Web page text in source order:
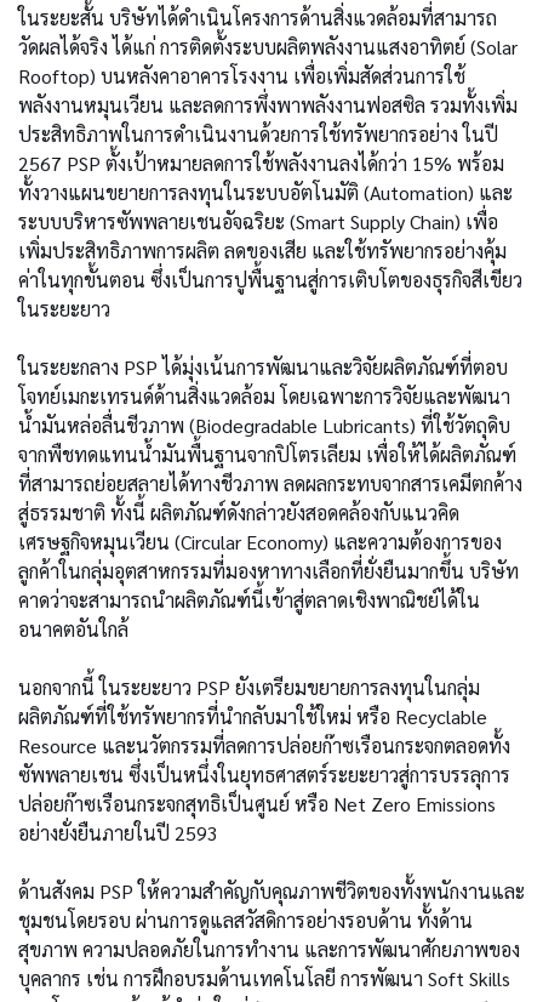
ในระยะสั้น บริษัทได้ดำเนินโครงการด้านสิ่งแวดล้อมที่สามารถ
วัดผลได้จริง ได้แก่ การติดตั้งระบบผลิตพลังงานแสงอาทิตย์ (Solar
Rooftop) บนหลังคาอาคารโรงงาน เพื่อเพิ่มสัดส่วนการใช้
พลังงานหมุนเวียน และลดการพึ่งพาพลังงานฟอสซิล รวมทั้งเพิ่ม
ประสิทธิภาพในการดำเนินงานด้วยการใช้ทรัพยากรอย่าง ในปี
2567 PSP ตั้งเป้าหมายลดการใช้พลังงานลงได้กว่า 15% พร้อม
ทั้งวางแผนขยายการลงทุนในระบบอัตโนมัติ (Automation) และ
ระบบบริหารซัพพลายเชนอัจฉริยะ (Smart Supply Chain) เพื่อ
เพิ่มประสิทธิภาพการผลิต ลดของเสีย และใช้ทรัพยากรอย่างคุ้ม
ค่าในทุกขั้นตอน ซึ่งเป็นการปูพื้นฐานสู่การเติบโตของธุรกิจสีเขียว
ในระยะยาว
ในระยะกลาง PSP ได้มุ่งเน้นการพัฒนาและวิจัยผลิตภัณฑ์ที่ตอบ
โจทย์เมกะเทรนด์ด้านสิ่งแวดล้อม โดยเฉพาะการวิจัยและพัฒนา
น้ำมันหล่อลื่นชีวภาพ (Biodegradable Lubricants) ที่ใช้วัตถุดิบ
จากพืชทดแทนน้ำมันพื้นฐานจากปิโตรเลียม เพื่อให้ได้ผลิตภัณฑ์
ที่สามารถย่อยสลายได้ทางชีวภาพ ลดผลกระทบจากสารเคมีตกค้าง
สู่ธรรมชาติ ทั้งนี้ ผลิตภัณฑ์ดังกล่าวยังสอดคล้องกับแนวคิด
เศรษฐกิจหมุนเวียน (Circular Economy) และความต้องการของ
ลูกค้าในกลุ่มอุตสาหกรรมที่มองหาทางเลือกที่ยั่งยืนมากขึ้น บริษัท
คาดว่าจะสามารถนำผลิตภัณฑ์นี้เข้าสู่ตลาดเชิงพาณิชย์ได้ใน
อนาคตอันใกล้
นอกจากนี้ ในระยะยาว PSP ยังเตรียมขยายการลงทุนในกลุ่ม
ผลิตภัณฑ์ที่ใช้ทรัพยากรที่นำกลับมาใช้ใหม่ หรือ Recyclable
Resource และนวัตกรรมที่ลดการปล่อยก๊าซเรือนกระจกตลอดทั้ง
ซัพพลายเชน ซึ่งเป็นหนึ่งในยุทธศาสตร์ระยะยาวสู่การบรรลุการ
ปล่อยก๊าซเรือนกระจกสุทธิเป็นศูนย์ หรือ Net Zero Emissions
อย่างยั่งยืนภายในปี 2593
ด้านสังคม PSP ให้ความสำคัญกับคุณภาพชีวิตของทั้งพนักงานและ
ชุมชนโดยรอบ ผ่านการดูแลสวัสดิการอย่างรอบด้าน ทั้งด้าน
สุขภาพ ความปลอดภัยในการทำงาน และการพัฒนาศักยภาพของ
บุคลากร เช่น การฝึกอบรมด้านเทคโนโลยี การพัฒนา Soft Skills